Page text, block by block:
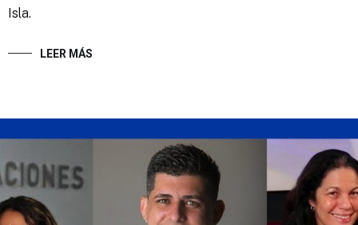
Isla.
LEER MÁS